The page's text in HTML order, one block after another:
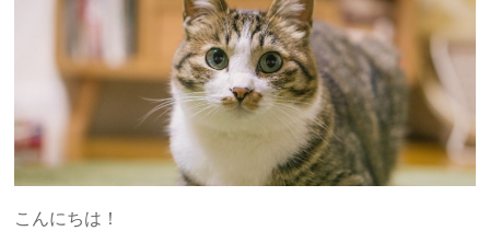
こんにちは！